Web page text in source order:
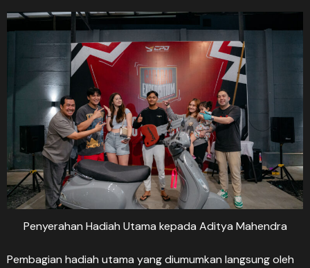
Penyerahan Hadiah Utama kepada Aditya Mahendra
Pembagian hadiah utama yang diumumkan langsung oleh